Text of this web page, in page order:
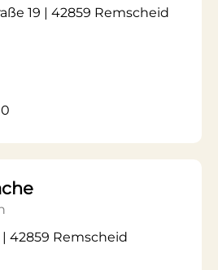
19 | 42859 Remscheid
| 42859 Remscheid